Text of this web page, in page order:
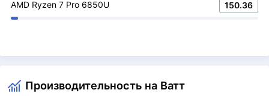
AMD Ryzen 7 Pro 6850U 150.36
Производительность на Ватт